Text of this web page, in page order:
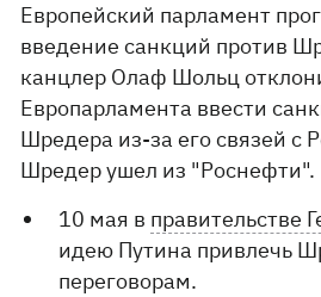
Европейский парламент
введение санкций против
канцлер Олаф Шольц
Европарламента ввести
Шредера из-за его связей с
Шредер ушел из "Роснефти".
10 мая в правительстве
идею Путина привлечь
переговорам.